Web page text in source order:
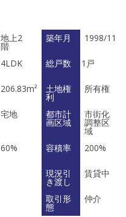
地上2
階
築年月 1998/11
4LDK 総戸数 1戸
206.83m² 土地権
利
所有権
宅地 都市計
画区域
市街化
調整区
域
60% 容積率 200%
現況引
き渡し
賃貸中
取引形
態
仲介